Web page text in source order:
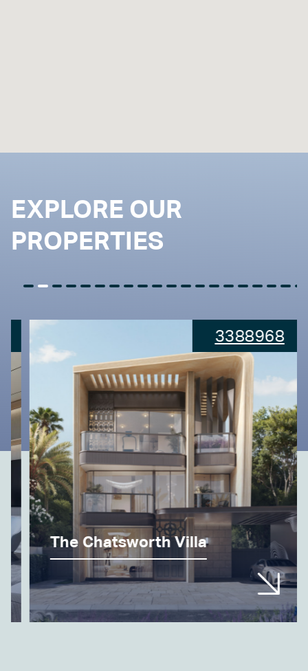
EXPLORE OUR
PROPERTIES
3388968
The Chatsworth Villa